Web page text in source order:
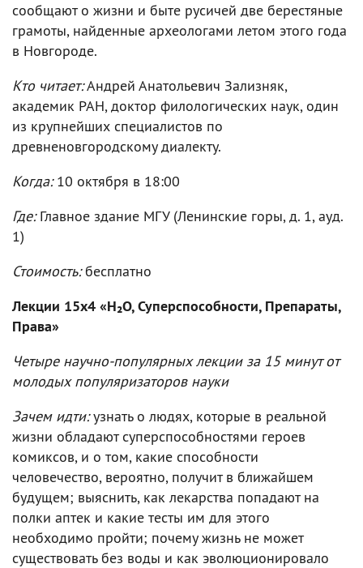
сообщают о жизни и быте русичей две берестяные
грамоты, найденные археологами летом этого года
в Новгороде.
Кто читает:Андрей Анатольевич Зализняк,
академик РАН, доктор филологических наук, один
из крупнейших специалистов по
древненовгородскому диалекту.
Когда:10 октября в 18:00
Где:Главное здание МГУ (Ленинские горы, д. 1, ауд.
1)
Стоимость:бесплатно
Лекции 15х4 «H₂O, Суперспособности, Препараты,
Права»
Четыре научно-популярных лекции за 15 минут от
молодых популяризаторов науки
Зачем идти:узнать о людях, которые в реальной
жизни обладают суперспособностями героев
комиксов, и о том, какие способности
человечество, вероятно, получит в ближайшем
будущем; выяснить, как лекарства попадают на
полки аптек и какие тесты им для этого
необходимо пройти; почему жизнь не может
существовать без воды и как эволюционировало